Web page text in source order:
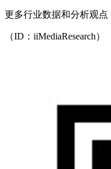
更多行业数据和分析观
（ID：iiMediaResearch）